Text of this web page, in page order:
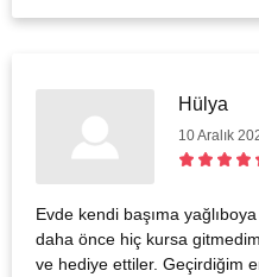
Hülya
10 Aralık
Evde kendi başıma
daha önce hiç kursa
ve hediye ettiler. Geçirdiğim